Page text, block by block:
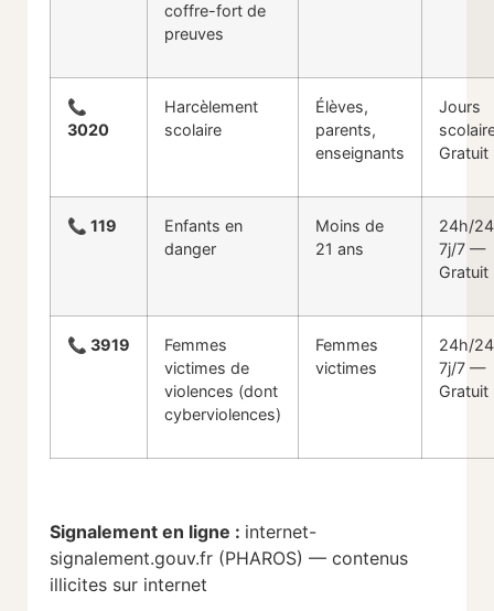
coffre-fort de
preuves
📞
3020
Harcèlement
scolaire
Élèves,
parents,
enseignants
Jours
Gratuit
📞 119
Enfants en
danger
Moins de
21 ans
24h/
7j/7 —
Gratuit
📞 3919
Femmes
victimes de
violences (dont
cyberviolences)
Femmes
victimes
24h/
7j/7 —
Gratuit
Signalement en ligne : internet-
signalement.gouv.fr (PHAROS) — contenus
illicites sur internet